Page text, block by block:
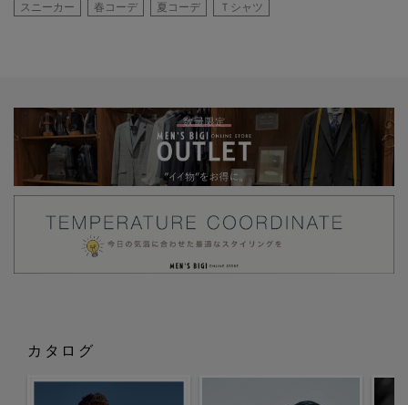
スニーカー
春コーデ 夏コーデ Ｔシャツ
カタログ